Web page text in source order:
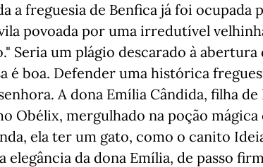
a freguesia de Benfica já foi ocupada
povoada por uma irredutível
Seria um plágio descarado à
é boa. Defender uma histórica
A dona Emília Cândida, filha
Obélix, mergulhado na poção
ela ter um gato, como o canito
elegância da dona Emília, de passo